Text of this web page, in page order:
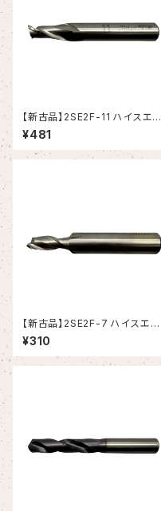
【新古品】2SE2F-11 ハイスエン
ドミル (YG-1)
¥481
【新古品】2SE2F-7 ハイスエン
ドミル (YG-1)
¥310